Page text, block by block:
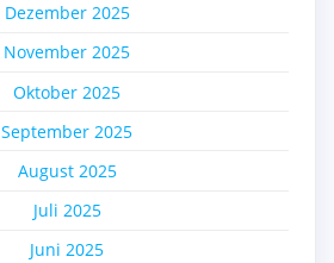
Dezember 2025
November 2025
Oktober 2025
September 2025
August 2025
Juli 2025
Juni 2025